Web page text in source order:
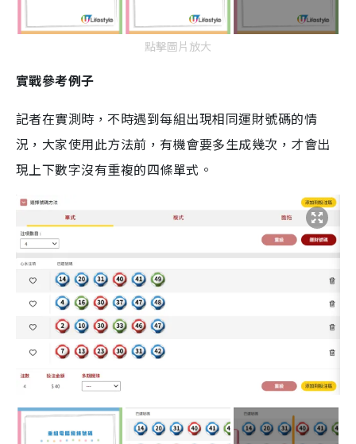
點擊圖片放大
實戰參考例子
記者在實測時，不時遇到每組出現相同運財號碼的情
況，大家使用此方法前，有機會要多生成幾次，才會出
現上下數字沒有重複的四條單式。